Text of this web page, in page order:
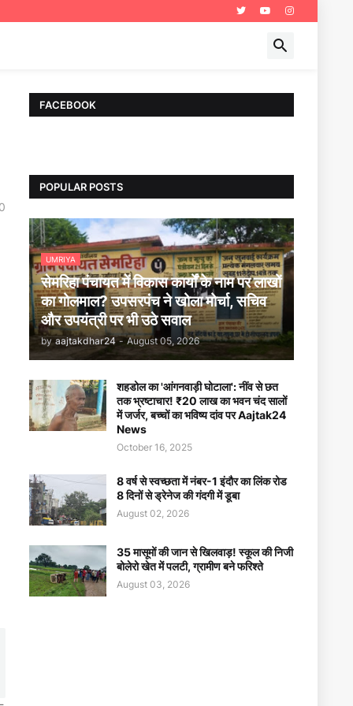
FACEBOOK
POPULAR POSTS
UMRIYA
सेमरिहा पंचायत में विकास कार्यों के नाम पर लाखों
का गोलमाल? उपसरपंच ने खोला मोर्चा, सचिव
और उपयंत्री पर भी उठे सवाल
by aajtakdhar24 - August 05, 2026
शहडोल का 'आंगनवाड़ी घोटाला': नींव से छत
तक भ्रष्टाचार! ₹20 लाख का भवन चंद सालों
में जर्जर, बच्चों का भविष्य दांव पर Aajtak24
News
October 16, 2025
8 वर्ष से स्वच्छता में नंबर-1 इंदौर का लिंक रोड
8 दिनों से ड्रेनेज की गंदगी में डूबा
August 02, 2026
35 मासूमों की जान से खिलवाड़! स्कूल की निजी
बोलेरो खेत में पलटी, ग्रामीण बने फरिश्ते
August 03, 2026